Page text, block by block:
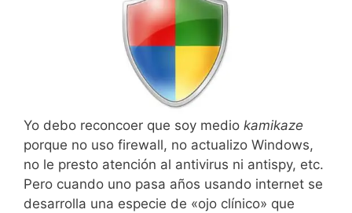
Yo debo reconcoer que soy medio kamikaze
porque no uso firewall, no actualizo Windows,
no le presto atención al antivirus ni antispy, etc.
Pero cuando uno pasa años usando internet se
desarrolla una especie de «ojo clínico» que